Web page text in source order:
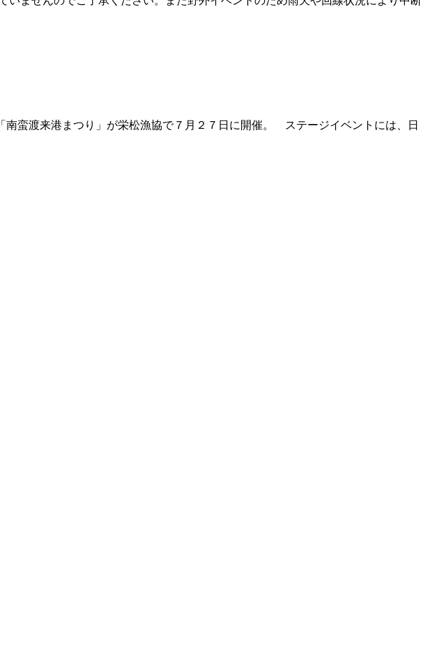
蛮渡来港まつり」が栄松漁協で７月２７日に開催。 ステージイベントには、日